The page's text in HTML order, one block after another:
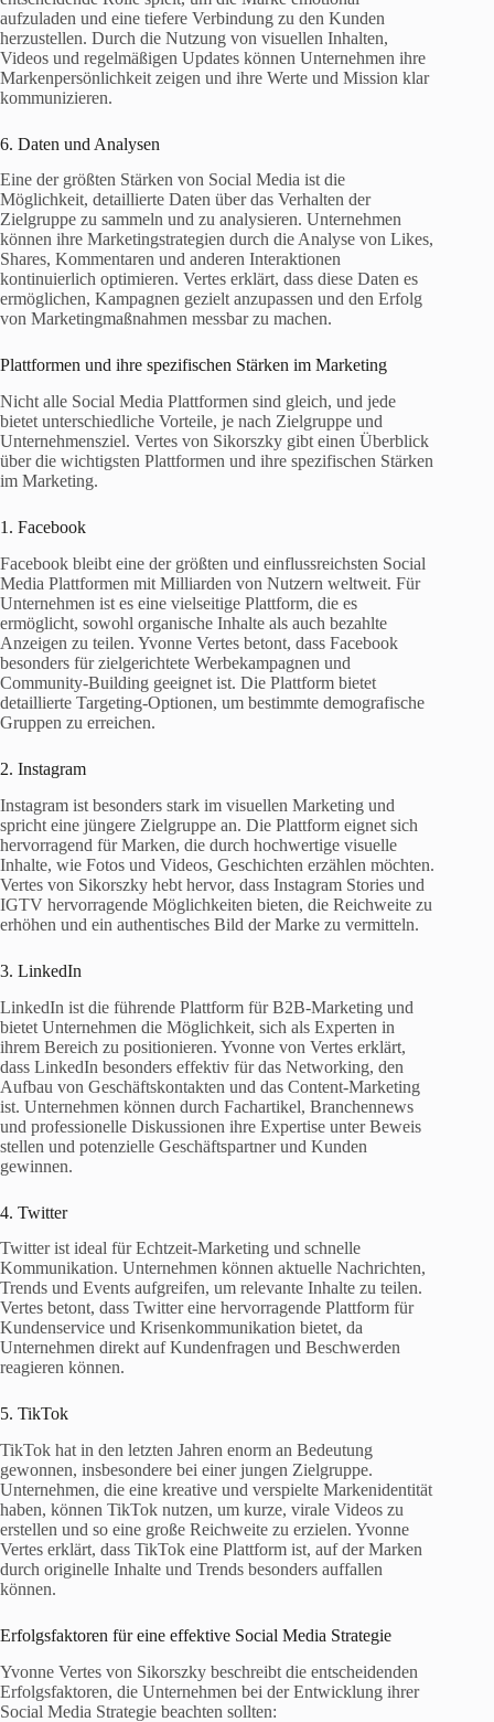
aufzuladen und eine tiefere Verbindung zu den Kunden
herzustellen. Durch die Nutzung von visuellen Inhalten,
Videos und regelmäßigen Updates können Unternehmen ihre
Markenpersönlichkeit zeigen und ihre Werte und Mission klar
kommunizieren.
6. Daten und Analysen
Eine der größten Stärken von Social Media ist die
Möglichkeit, detaillierte Daten über das Verhalten der
Zielgruppe zu sammeln und zu analysieren. Unternehmen
können ihre Marketingstrategien durch die Analyse von Likes,
Shares, Kommentaren und anderen Interaktionen
kontinuierlich optimieren. Vertes erklärt, dass diese Daten es
ermöglichen, Kampagnen gezielt anzupassen und den Erfolg
von Marketingmaßnahmen messbar zu machen.
Plattformen und ihre spezifischen Stärken im Marketing
Nicht alle Social Media Plattformen sind gleich, und jede
bietet unterschiedliche Vorteile, je nach Zielgruppe und
Unternehmensziel. Vertes von Sikorszky gibt einen Überblick
über die wichtigsten Plattformen und ihre spezifischen Stärken
im Marketing.
1. Facebook
Facebook bleibt eine der größten und einflussreichsten Social
Media Plattformen mit Milliarden von Nutzern weltweit. Für
Unternehmen ist es eine vielseitige Plattform, die es
ermöglicht, sowohl organische Inhalte als auch bezahlte
Anzeigen zu teilen. Yvonne Vertes betont, dass Facebook
besonders für zielgerichtete Werbekampagnen und
Community-Building geeignet ist. Die Plattform bietet
detaillierte Targeting-Optionen, um bestimmte demografische
Gruppen zu erreichen.
2. Instagram
Instagram ist besonders stark im visuellen Marketing und
spricht eine jüngere Zielgruppe an. Die Plattform eignet sich
hervorragend für Marken, die durch hochwertige visuelle
Inhalte, wie Fotos und Videos, Geschichten erzählen möchten.
Vertes von Sikorszky hebt hervor, dass Instagram Stories und
IGTV hervorragende Möglichkeiten bieten, die Reichweite zu
erhöhen und ein authentisches Bild der Marke zu vermitteln.
3. LinkedIn
LinkedIn ist die führende Plattform für B2B-Marketing und
bietet Unternehmen die Möglichkeit, sich als Experten in
ihrem Bereich zu positionieren. Yvonne von Vertes erklärt,
dass LinkedIn besonders effektiv für das Networking, den
Aufbau von Geschäftskontakten und das Content-Marketing
ist. Unternehmen können durch Fachartikel, Branchennews
und professionelle Diskussionen ihre Expertise unter Beweis
stellen und potenzielle Geschäftspartner und Kunden
gewinnen.
4. Twitter
Twitter ist ideal für Echtzeit-Marketing und schnelle
Kommunikation. Unternehmen können aktuelle Nachrichten,
Trends und Events aufgreifen, um relevante Inhalte zu teilen.
Vertes betont, dass Twitter eine hervorragende Plattform für
Kundenservice und Krisenkommunikation bietet, da
Unternehmen direkt auf Kundenfragen und Beschwerden
reagieren können.
5. TikTok
TikTok hat in den letzten Jahren enorm an Bedeutung
gewonnen, insbesondere bei einer jungen Zielgruppe.
Unternehmen, die eine kreative und verspielte Markenidentität
haben, können TikTok nutzen, um kurze, virale Videos zu
erstellen und so eine große Reichweite zu erzielen. Yvonne
Vertes erklärt, dass TikTok eine Plattform ist, auf der Marken
durch originelle Inhalte und Trends besonders auffallen
können.
Erfolgsfaktoren für eine effektive Social Media Strategie
Yvonne Vertes von Sikorszky beschreibt die entscheidenden
Erfolgsfaktoren, die Unternehmen bei der Entwicklung ihrer
Social Media Strategie beachten sollten: